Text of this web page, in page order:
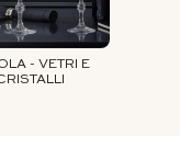
- VETRI E